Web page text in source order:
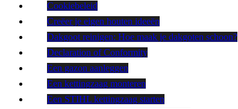
Cookiebeleid
Creëer je eigen houten ideeën
Dakgoot reinigen: Hoe maak je dakgoten schoon?
Declaration of Conformity
Een gazon aanleggen
Een kettingzaag monteren
Een STIHL kettingzaag starten